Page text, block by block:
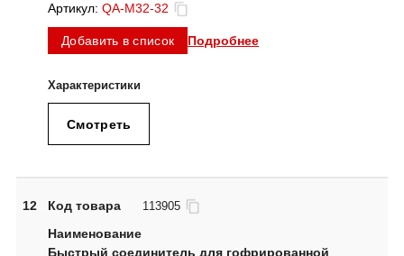
Артикул: QA-M32-32
Добавить в список Подробнее
Смотреть
12 Код товара 113905
Быстрый соединитель для гофрированной